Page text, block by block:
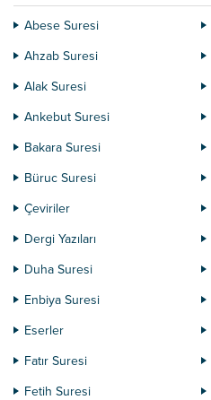
Abese Suresi
Ahzab Suresi
Alak Suresi
Ankebut Suresi
Bakara Suresi
Büruc Suresi
Çeviriler
Dergi Yazıları
Duha Suresi
Enbiya Suresi
Eserler
Fatır Suresi
Fetih Suresi